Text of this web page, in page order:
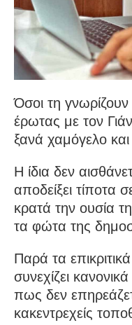
Όσοι τη
έρωτας με τον
ξανά χαμόγελο
Η ίδια δεν
αποδείξει τίποτα
κρατά την ουσία
τα φώτα της
Παρά τα
συνεχίζει
πως δεν
κακεντρεχείς